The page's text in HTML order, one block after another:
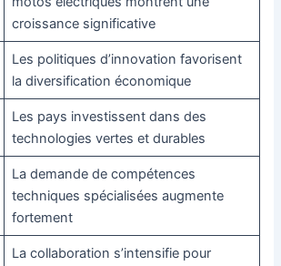
croissance significative
Les politiques d’innovation favorisent
la diversification économique
Les pays investissent dans des
technologies vertes et durables
La demande de compétences
techniques spécialisées augmente
fortement
La collaboration s’intensifie pour